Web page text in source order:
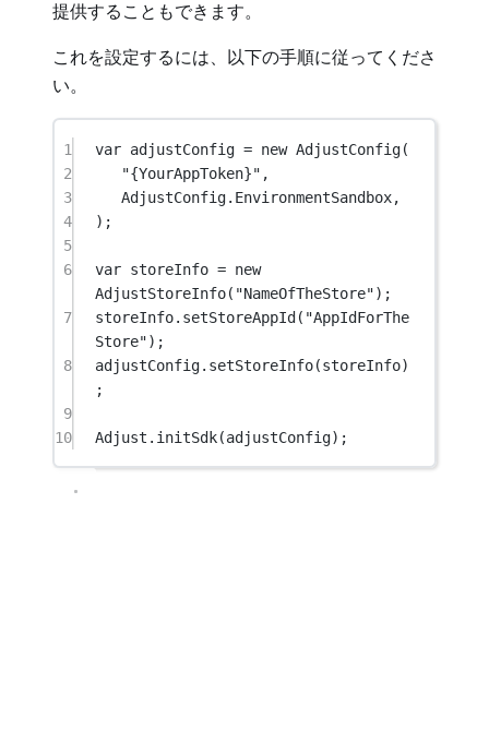
提供することもできます。
これを設定するには、以下の手順に従ってくださ
い。
1 var adjustConfig = new AdjustConfig(
2
"{YourAppToken}" ,
3
AdjustConfig.EnvironmentSandbox,
4
);
5
6
var storeInfo = new
AdjustStoreInfo( "NameOfTheStore");
7
storeInfo. setStoreAppId( "AppIdForThe
Store");
8
adjustConfig. setStoreInfo(storeInfo)
;
9
10
Adjust. initSdk(adjustConfig);